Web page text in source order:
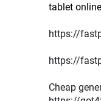
tablet online
https://
https://
Cheap